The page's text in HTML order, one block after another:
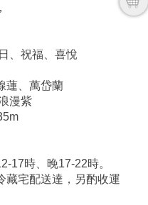
、祝福、喜悅
蓮、萬岱蘭
漫紫
17時、晚17-22時。
宅配送達，另酌收運